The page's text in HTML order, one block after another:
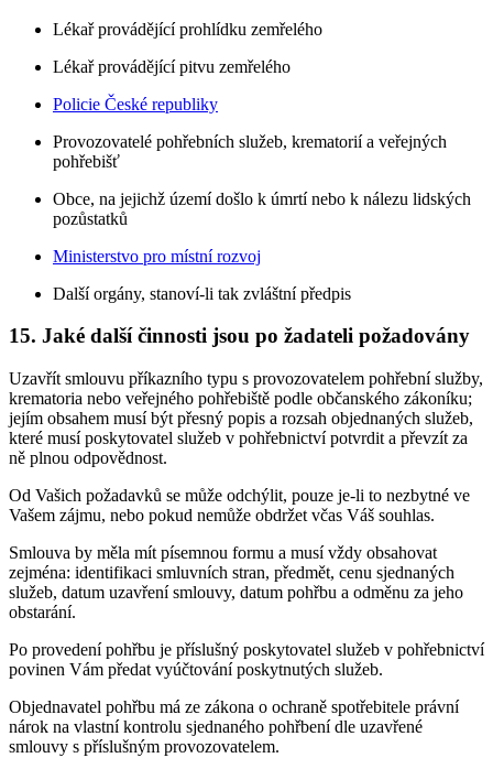
Lékař provádějící prohlídku zemřelého
Lékař provádějící pitvu zemřelého
Policie České republiky
Provozovatelé pohřebních služeb, krematorií a veřejných
pohřebišť
Obce, na jejichž území došlo k úmrtí nebo k nálezu lidských
pozůstatků
Ministerstvo pro místní rozvoj
Další orgány, stanoví-li tak zvláštní předpis
15. Jaké další činnosti jsou po žadateli požadovány
Uzavřít smlouvu příkazního typu s provozovatelem pohřební služby,
krematoria nebo veřejného pohřebiště podle občanského zákoníku;
jejím obsahem musí být přesný popis a rozsah objednaných služeb,
které musí poskytovatel služeb v pohřebnictví potvrdit a převzít za
ně plnou odpovědnost.
Od Vašich požadavků se může odchýlit, pouze je-li to nezbytné ve
Vašem zájmu, nebo pokud nemůže obdržet včas Váš souhlas.
Smlouva by měla mít písemnou formu a musí vždy obsahovat
zejména: identifikaci smluvních stran, předmět, cenu sjednaných
služeb, datum uzavření smlouvy, datum pohřbu a odměnu za jeho
obstarání.
Po provedení pohřbu je příslušný poskytovatel služeb v pohřebnictví
povinen Vám předat vyúčtování poskytnutých služeb.
Objednavatel pohřbu má ze zákona o ochraně spotřebitele právní
nárok na vlastní kontrolu sjednaného pohřbení dle uzavřené
smlouvy s příslušným provozovatelem.